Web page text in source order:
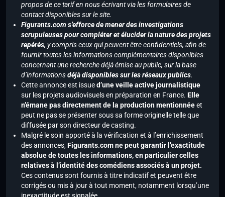
propos de ce tarif en nous écrivant via les formulaires de
contact disponibles sur le site.
Figurants.com s’efforce de mener des investigations
scrupuleuses pour compléter et élucider la nature des projets
repérés, y compris ceux qui peuvent être confidentiels, afin de
fournir toutes les informations complémentaires disponibles
concernant une recherche déjà émise au public, sur la base
d’informationsdéjà disponibles sur les réseaux publics.
Cette annonce est issued’une veille active journalistique
sur les projets audiovisuels en préparation en France. Elle
n’émane pas directement de la production mentionnéeet
peut ne pas se présenter sous sa forme originelle telle que
diffusée par son directeur de casting.
Malgré le soin apporté à la vérification et à l’enrichissement
des annonces,Figurants.com ne peut garantir l’exactitude
absolue de toutes les informations, en particulier celles
relatives à l’identité des comédiens associés à un projet.
Ces contenus sont fournis à titre indicatif et peuvent être
corrigés ou mis à jour à tout moment, notamment lorsqu’une